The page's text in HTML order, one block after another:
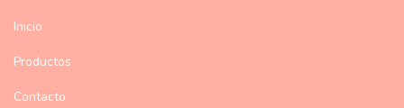
Inicio
Productos
Contacto